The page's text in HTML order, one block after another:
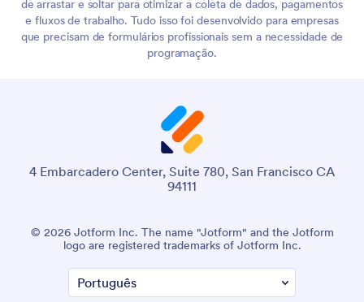
de arrastar e soltar para otimizar a coleta de dados, pagamentos
e fluxos de trabalho. Tudo isso foi desenvolvido para empresas
que precisam de formulários profissionais sem a necessidade de
programação.
4 Embarcadero Center, Suite 780, San Francisco CA
94111
© 2026 Jotform Inc. The name "Jotform" and the Jotform
logo are registered trademarks of Jotform Inc.